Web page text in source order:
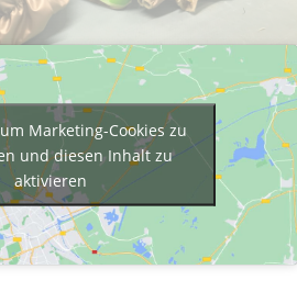
Marketing-Cookies zu
und diesen Inhalt zu
aktivieren